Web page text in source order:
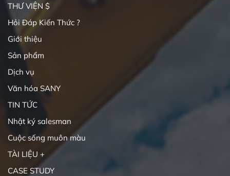
THƯ VIỆN $
Hỏi Đáp Kiến Thức ?
Giới thiệu
Sản phẩm
Dịch vụ
Văn hóa SANY
TIN TỨC
Nhật ký salesman
Cuộc sống muôn màu
TÀI LIỆU +
CASE STUDY